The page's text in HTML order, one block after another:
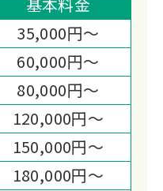
で地域のお客様
ています。
35,000円～
60,000円～
80,000円～
120,000円～
150,000円～
180,000円～